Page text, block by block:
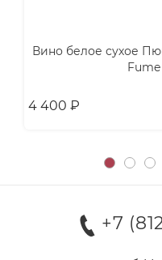
Вино белое сухое
4 400 ₽
+7